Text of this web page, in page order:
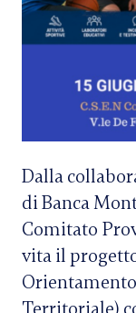
Dalla
di Banca
Comitato
vita il progetto